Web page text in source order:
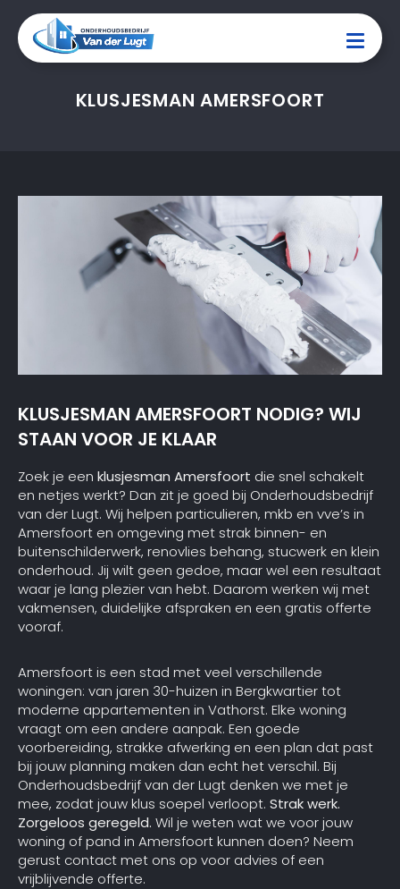
KLUSJESMAN AMERSFOORT
KLUSJESMAN AMERSFOORT NODIG? WIJ
STAAN VOOR JE KLAAR
Zoek je een klusjesman Amersfoort die snel schakelt
en netjes werkt? Dan zit je goed bij Onderhoudsbedrijf
van der Lugt. Wij helpen particulieren, mkb en vve’s in
Amersfoort en omgeving met strak binnen- en
buitenschilderwerk, renovlies behang, stucwerk en klein
onderhoud. Jij wilt geen gedoe, maar wel een resultaat
waar je lang plezier van hebt. Daarom werken wij met
vakmensen, duidelijke afspraken en een gratis offerte
vooraf.
Amersfoort is een stad met veel verschillende
woningen: van jaren 30-huizen in Bergkwartier tot
moderne appartementen in Vathorst. Elke woning
vraagt om een andere aanpak. Een goede
voorbereiding, strakke afwerking en een plan dat past
bij jouw planning maken dan echt het verschil. Bij
Onderhoudsbedrijf van der Lugt denken we met je
mee, zodat jouw klus soepel verloopt. Strak werk.
Zorgeloos geregeld. Wil je weten wat we voor jouw
woning of pand in Amersfoort kunnen doen? Neem
gerust contact met ons op voor advies of een
vrijblijvende offerte.